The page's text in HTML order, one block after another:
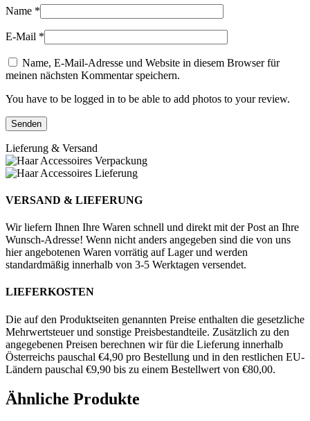
Name *
E-Mail *
Name, E-Mail-Adresse und Website in diesem Browser für
meinen nächsten Kommentar speichern.
You have to be logged in to be able to add photos to your review.
Lieferung & Versand
VERSAND & LIEFERUNG
Wir liefern Ihnen Ihre Waren schnell und direkt mit der Post an Ihre
Wunsch-Adresse! Wenn nicht anders angegeben sind die von uns
hier angebotenen Waren vorrätig auf Lager und werden
standardmäßig innerhalb von 3-5 Werktagen versendet.
LIEFERKOSTEN
Die auf den Produktseiten genannten Preise enthalten die gesetzliche
Mehrwertsteuer und sonstige Preisbestandteile. Zusätzlich zu den
angegebenen Preisen berechnen wir für die Lieferung innerhalb
Österreichs pauschal €4,90 pro Bestellung und in den restlichen EU-
Ländern pauschal €9,90 bis zu einem Bestellwert von €80,00.
Ähnliche Produkte